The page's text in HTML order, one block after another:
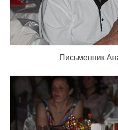
Письменник